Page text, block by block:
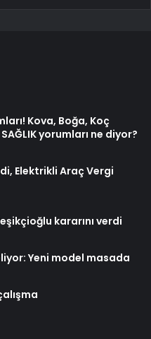
Kova, Boğa, Koç
yorumları ne diyor?
Elektrikli Araç Vergi
kararını verdi
Yeni model masada